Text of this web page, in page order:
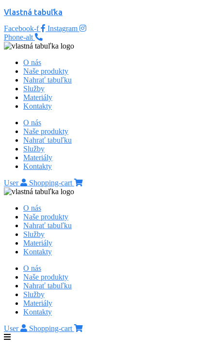
Vlastná tabuľka
Facebook-f
Instagram
Phone-alt
O nás
Naše produkty
Nahrať tabuľku
Služby
Materiály
Kontakty
O nás
Naše produkty
Nahrať tabuľku
Služby
Materiály
Kontakty
User
Shopping-cart
O nás
Naše produkty
Nahrať tabuľku
Služby
Materiály
Kontakty
O nás
Naše produkty
Nahrať tabuľku
Služby
Materiály
Kontakty
User
Shopping-cart